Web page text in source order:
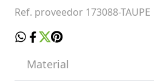
Ref. proveedor 173088-TAUPE
Material